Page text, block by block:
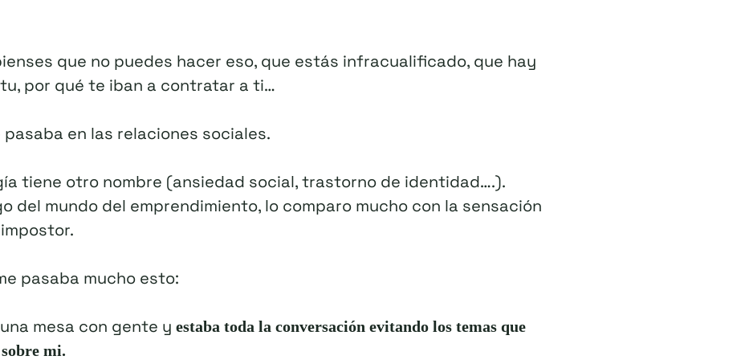
que no puedes hacer eso, que estás infracualificado, que hay
por qué te iban a contratar a ti…
pasaba en las relaciones sociales.
tiene otro nombre (ansiedad social, trastorno de identidad….).
del mundo del emprendimiento, lo comparo mucho con la sensación
pasaba mucho esto:
mesa con gente y estaba toda la conversación evitando los temas que
mi.